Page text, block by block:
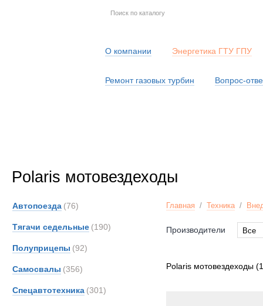
О компании Энергетика ГТУ ГПУ
Ремонт газовых турбин Вопрос-
Polaris мотовездеходы
Автопоезда (76)
Тягачи седельные (190)
Полуприцепы (92)
Самосвалы (356)
Спецавтотехника (301)
Главная / Техника/
Производители
Все
Polaris мотовездеходы